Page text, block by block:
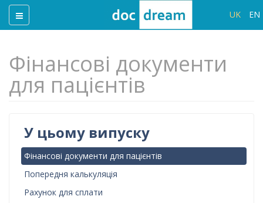
UK EN
Фінансові документи
для пацієнтів
У цьому випуску
Фінансові документи для пацієнтів
Попередня калькуляція
Рахунок для сплати